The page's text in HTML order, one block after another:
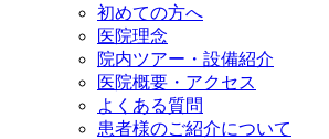
初めての方へ
医院理念
院内ツアー・設備紹介
医院概要・アクセス
よくある質問
患者様のご紹介について